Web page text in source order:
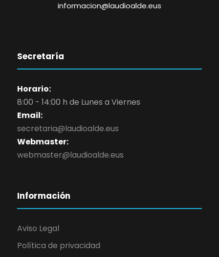
informacion@laudioalde.eus
Secretaría
Horario:
8:00 - 14:00 h de Lunes a Viernes
Email:
secretaria@laudioalde.eus
Webmaster:
webmaster@laudioalde.eus
Información
Aviso Legal
Política de privacidad